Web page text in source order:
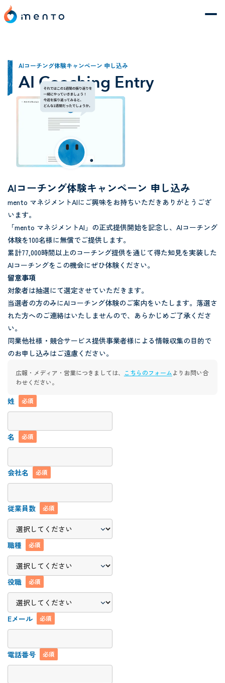
AIコーチング体験キャンペーン 申し込み
AI Coaching Entry
AIコーチング体験キャンペーン 申し込み
mento マネジメントAIにご興味をお持ちいただきありがとうござ
います。
「mento マネジメントAI」の正式提供開始を記念し、AIコーチング
体験を100名様に無償でご提供します。
累計77,000時間以上のコーチング提供を通じて得た知見を実装した
AIコーチングをこの機会にぜひ体験ください。
留意事項
対象者は抽選にて選定させていただきます。
当選者の方のみにAIコーチング体験のご案内をいたします。落選さ
れた方へのご連絡はいたしませんので、あらかじめご了承くださ
い。
同業他社様・競合サービス提供事業者様による情報収集の目的で
のお申し込みはご遠慮ください。
広報・メディア・営業につきましては、 こちらのフォームよりお問い合
わせください。
姓 必須
名 必須
会社名 必須
従業員数 必須
職種 必須
役職 必須
Eメール 必須
電話番号 必須